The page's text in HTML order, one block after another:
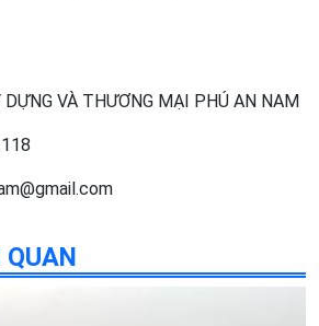
VÀ THƯƠNG MẠI PHÚ AN NAM